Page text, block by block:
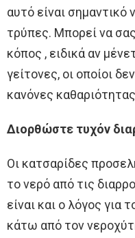
αυτό είναι σημαντικό
τρύπες. Μπορεί να
κόπος , ειδικά αν
γείτονες, οι οποίοι
κανόνες
Διορθώστε τυχόν
Οι κατσαρίδες
το νερό από τις
είναι και ο λόγος για
κάτω από τον